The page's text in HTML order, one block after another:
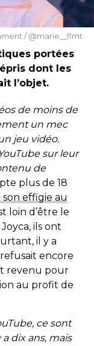
/ @marie__flmt
portées
dont les
l’objet.
de moins de
un mec
jeu vidéo.
sur leur
de
plus de 18
effigie au
loin d’être le
ils ont
il y a
encore
revenu pour
au profit de
ce sont
dix ans, mais